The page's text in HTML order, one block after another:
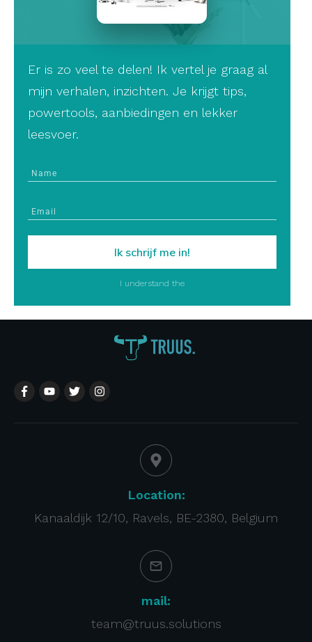
Er is zo veel te delen! Ik vertel je graag al
mijn verhalen, inzichten. Je krijgt tips,
powertools, aanbiedingen en lekker
leesvoer.
Ik schrijf me in!
I understand the
Location:
Kanaaldijk 12/10, Ravels, BE-2380, Belgium
mail:
team@truus.solutions